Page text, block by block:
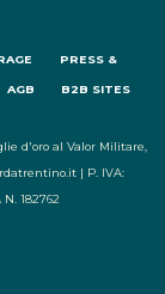
PRESS &
AGB B2B SITES
d'oro al Valor Militare,
| P. IVA:
N. 182762